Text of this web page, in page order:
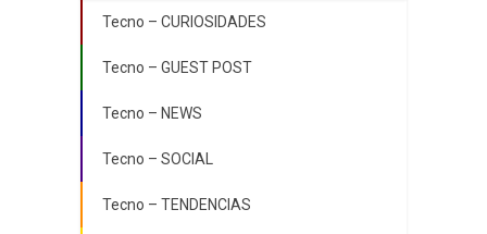
Tecno – CURIOSIDADES
Tecno – GUEST POST
Tecno – NEWS
Tecno – SOCIAL
Tecno – TENDENCIAS